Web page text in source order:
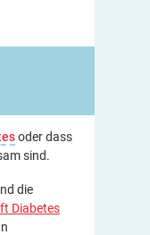
oder dass
sind.
die
Diabetes